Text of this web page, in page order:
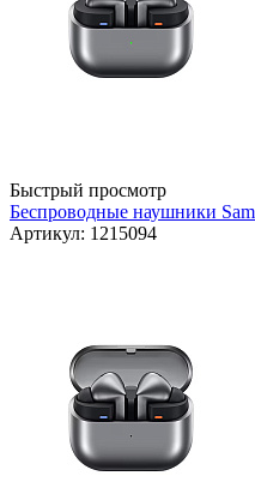
Быстрый просмотр
Беспроводные наушники
Артикул: 1215094